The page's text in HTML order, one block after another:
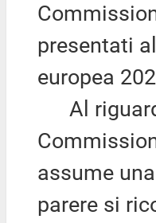
presentati
europea
Al
assume
parere si